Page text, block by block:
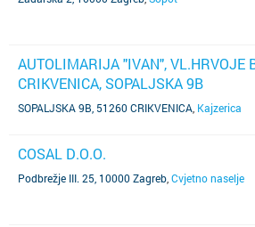
AUTOLIMARIJA "IVAN", VL.HRVOJE
CRIKVENICA, SOPALJSKA 9B
SOPALJSKA 9B, 51260 CRIKVENICA Kajzerica
COSAL D.O.O.
Podbrežje III. 25, 10000 Zagreb Cvjetno naselje